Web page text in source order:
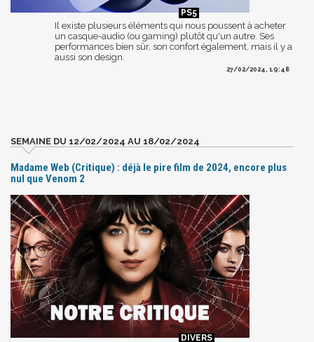
Il existe plusieurs éléments qui nous poussent à acheter
un casque-audio (ou gaming) plutôt qu'un autre. Ses
performances bien sûr, son confort également, mais il y a
aussi son design.
27/02/2024, 19:48
SEMAINE DU 12/02/2024 AU 18/02/2024
Madame Web (Critique) : déjà le pire film de 2024, encore plus
nul que Venom 2